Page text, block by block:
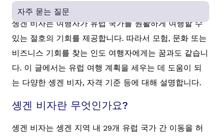
자주 묻는 질문
솅겐 비자는 여행자가 유럽 국가를 원활하게 여행할 수
있는 절호의 기회를 제공합니다. 따라서 모험, 문화 또는
비즈니스 기회를 찾는 인도 여행자에게는 꿈과도 같습니
다. 이 글에서는 유럽 여행 계획을 세우는 데 도움이 되
는 다양한 솅겐 비자, 자격 기준 등에 대해 설명합니다.
솅겐 비자란 무엇인가요?
솅겐 비자는 솅겐 지역 내 29개 유럽 국가 간 이동을 허